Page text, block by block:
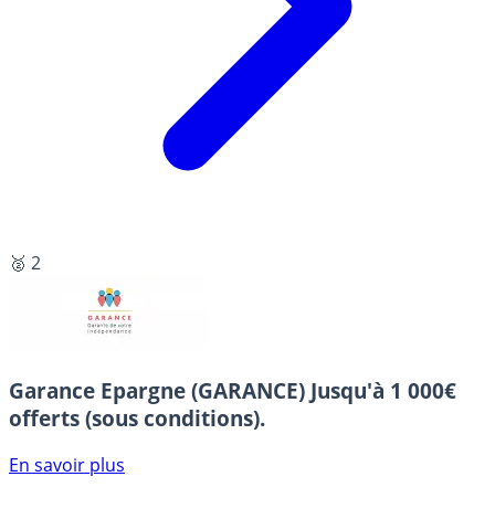
🥈 2
Garance Epargne (GARANCE) Jusqu'à 1 000€
offerts (sous conditions).
En savoir plus